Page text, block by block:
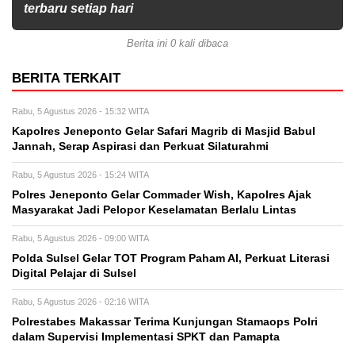
terbaru setiap hari
Berita ini 0 kali dibaca
BERITA TERKAIT
Rabu, 5 Agustus 2026 - 15:32 WITA
Kapolres Jeneponto Gelar Safari Magrib di Masjid Babul
Jannah, Serap Aspirasi dan Perkuat Silaturahmi
Rabu, 5 Agustus 2026 - 15:24 WITA
Polres Jeneponto Gelar Commader Wish, Kapolres Ajak
Masyarakat Jadi Pelopor Keselamatan Berlalu Lintas
Rabu, 5 Agustus 2026 - 09:00 WITA
Polda Sulsel Gelar TOT Program Paham AI, Perkuat Literasi
Digital Pelajar di Sulsel
Rabu, 5 Agustus 2026 - 02:16 WITA
Polrestabes Makassar Terima Kunjungan Stamaops Polri
dalam Supervisi Implementasi SPKT dan Pamapta